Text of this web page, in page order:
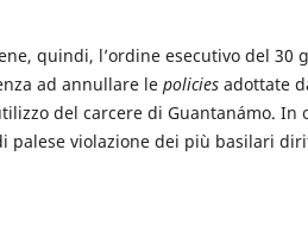
quindi, l’ordine esecutivo del
ad annullare le policies adottate
del carcere di Guantanámo.
palese violazione dei più basilari